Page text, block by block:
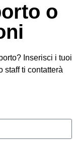
o
Inserisci i tuoi
staff ti contatterà